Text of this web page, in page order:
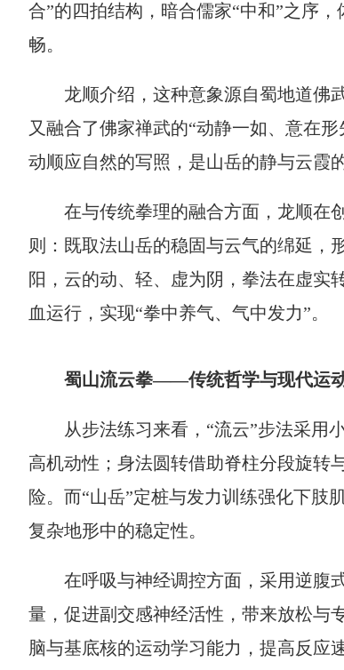
合”的四拍结构，暗合儒家“中和”之序
畅。
龙顺介绍，这种意象源自蜀地道佛
又融合了佛家禅武的“动静一如、意在
动顺应自然的写照，是山岳的静与云霞
在与传统拳理的融合方面，龙顺在
则：既取法山岳的稳固与云气的绵延，
阳，云的动、轻、虚为阴，拳法在虚实
血运行，实现“拳中养气、气中发力”。
蜀山流云拳——传统哲学与现代运
从步法练习来看，“流云”步法采用
高机动性；身法圆转借助脊柱分段旋转
险。而“山岳”定桩与发力训练强化下肢
复杂地形中的稳定性。
在呼吸与神经调控方面，采用逆腹
量，促进副交感神经活性，带来放松与
脑与基底核的运动学习能力，提高反应